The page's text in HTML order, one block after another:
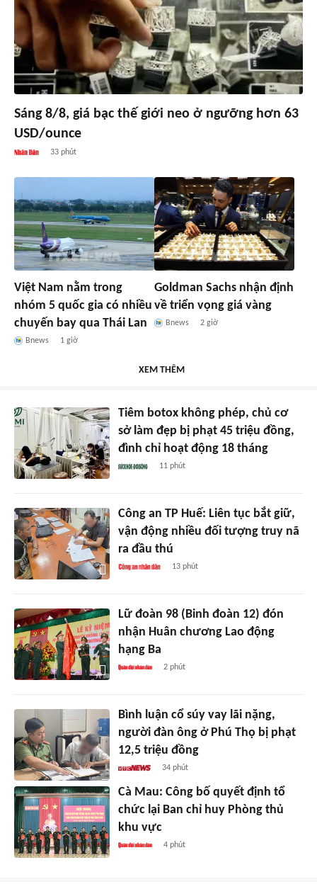
Sáng 8/8, giá bạc thế giới neo ở ngưỡng hơn 63
USD/ounce
33 phút
Việt Nam nằm trong
nhóm 5 quốc gia có nhiều
chuyến bay qua Thái Lan
Bnews 1 giờ
Goldman Sachs nhận định
về triển vọng giá vàng
Bnews 2 giờ
XEM THÊM
Tiêm botox không phép, chủ cơ
sở làm đẹp bị phạt 45 triệu đồng,
đình chỉ hoạt động 18 tháng
11 phút
Công an TP Huế: Liên tục bắt giữ,
vận động nhiều đối tượng truy nã
ra đầu thú
13 phút
Lữ đoàn 98 (Binh đoàn 12) đón
nhận Huân chương Lao động
hạng Ba
2 phút
Bình luận cổ súy vay lãi nặng,
người đàn ông ở Phú Thọ bị phạt
12,5 triệu đồng
34 phút
Cà Mau: Công bố quyết định tổ
chức lại Ban chỉ huy Phòng thủ
khu vực
4 phút